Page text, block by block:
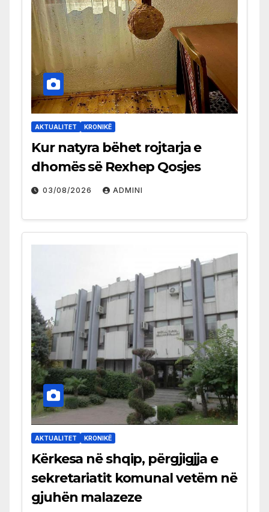
AKTUALITET KRONIKË
Kur natyra bëhet rojtarja e
dhomës së Rexhep Qosjes
03/08/2026 ADMINI
AKTUALITET KRONIKË
Kërkesa në shqip, përgjigjja e
sekretariatit komunal vetëm në
gjuhën malazeze